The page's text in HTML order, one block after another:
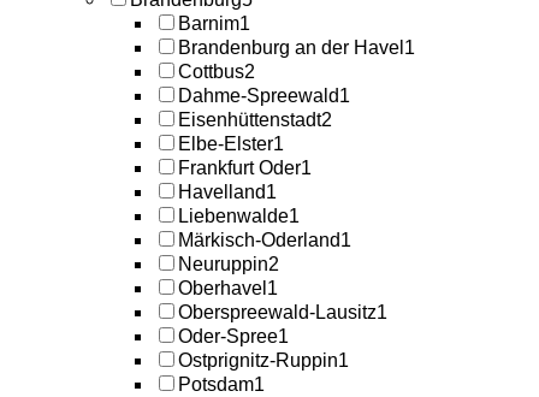
Barnim1
Brandenburg an der Havel 1
Cottbus2
Dahme-Spreewald1
Eisenhüttenstadt2
Elbe-Elster1
Frankfurt Oder1
Havelland1
Liebenwalde1
Märkisch-Oderland1
Neuruppin2
Oberhavel 1
Oberspreewald-Lausitz1
Oder-Spree1
Ostprignitz-Ruppin1
Potsdam1